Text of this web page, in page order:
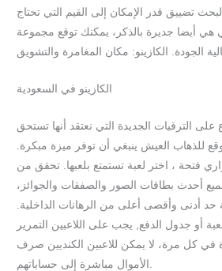
تضييق قدر الإمكان إلى القيم التي تحتاج
هي أيضا جديرة بالذكر، يمكنك توقع مجموعة
الكازينو في السعودية
على الترقيات الجديدة التي نعتقد أنها تستحق
للذهاب العيش ينبغي أن توفر ميزة مبكرة.
فتحة ، اختر لعبة تستمتع بلعبها. تحقق من
أحدث بطاقات الصور والصفقات والجوائز،
حد أدنى وأقصى أعلى من الرهانات الداخلية.
أو جدول الدفع, يجب على اللاعبين التمرير
في كل مرة، لا يمكن للاعبين الكنديين صرف
الأموال مباشرة إلى حساباتهم.